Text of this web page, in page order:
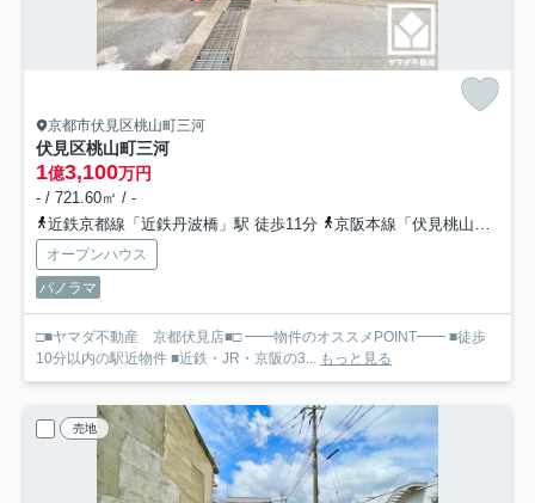
京都市伏見区桃山町三河
伏見区桃山町三河
1億3,100万円
- / 721.60㎡ / -
近鉄京都線「近鉄丹波橋」駅 徒歩11分
京阪本線「伏見桃山」駅 徒歩14分
オープンハウス
パノラマ
□■ヤマダ不動産 京都伏見店■□ ━━物件のオススメPOINT━━ ■徒歩
10分以内の駅近物件 ■近鉄・JR・京阪の3...
もっと見る
売地